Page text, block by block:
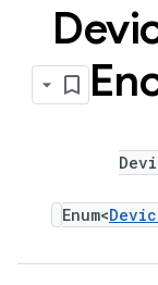
Enum<